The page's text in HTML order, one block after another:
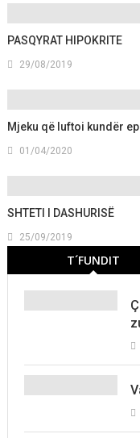
PASQYRAT HIPOKRITE
29/08/2019
Mjeku që luftoi kundër
01/04/2020
SHTETI I DASHURISË
25/09/2019
T´FUNDIT